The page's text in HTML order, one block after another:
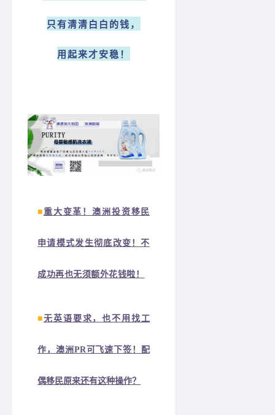
只有清清白白的钱，
用起来才安稳！
■重大变革！澳洲投资移民
申请模式发生彻底改变！不
成功再也无须额外花钱啦！
■无英语要求，也不用找工
作，澳洲PR可飞速下签！配
偶移民原来还有这种操作？